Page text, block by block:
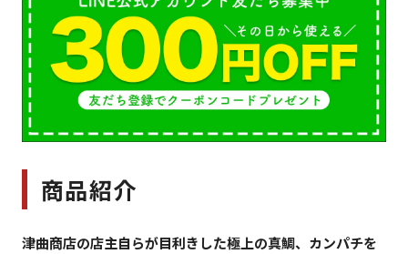
商品紹介
津曲商店の店主自らが目利きした極上の真鯛、カンパチを